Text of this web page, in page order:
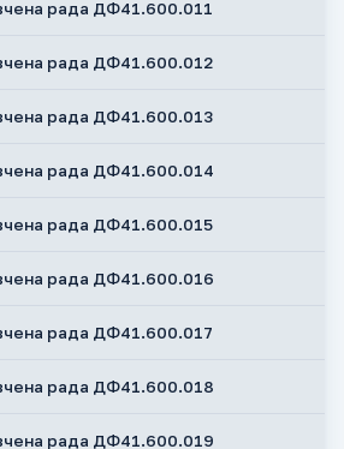
рада ДФ41.600.011
рада ДФ41.600.012
рада ДФ41.600.013
рада ДФ41.600.014
рада ДФ41.600.015
рада ДФ41.600.016
рада ДФ41.600.017
рада ДФ41.600.018
рада ДФ41.600.019